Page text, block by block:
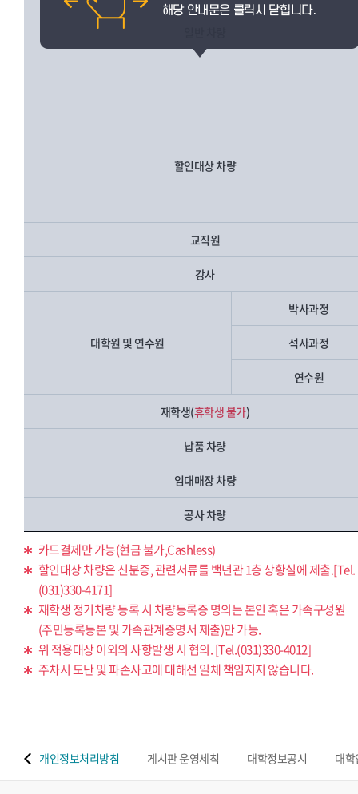
할인대상 차량
교직원
강사
대학원 및 연수원
박사과정
석사과정
연수원
재학생(휴학생 불가)
납품 차량
임대매장 차량
공사 차량
카드결제만 가능(현금 불가,Cashless)
할인대상 차량은 신분증, 관련서류를 백년관 1층 상황실에 제출.[Tel.
(031)330-4171]
재학생 정기차량 등록 시 차량등록증 명의는 본인 혹은 가족구성원
(주민등록등본 및 가족관계증명서 제출)만 가능.
위 적용대상 이외의 사항발생 시 협의. [Tel.(031)330-4012]
주차시 도난 및 파손사고에 대해선 일체 책임지지 않습니다.
개인정보처리방침 게시판 운영세칙 대학정보공시 대